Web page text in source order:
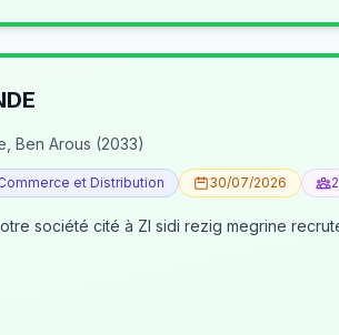
Ben Arous (2033)
et Distribution 30/07/2026 2
megrine recrute des jeunes pour occuper le poste d’agent